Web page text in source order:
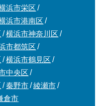
浜市栄区
浜市港南区
横浜市神奈川区
市都筑区
横浜市鶴見区
中央区
秦野市
綾瀬市
倉市